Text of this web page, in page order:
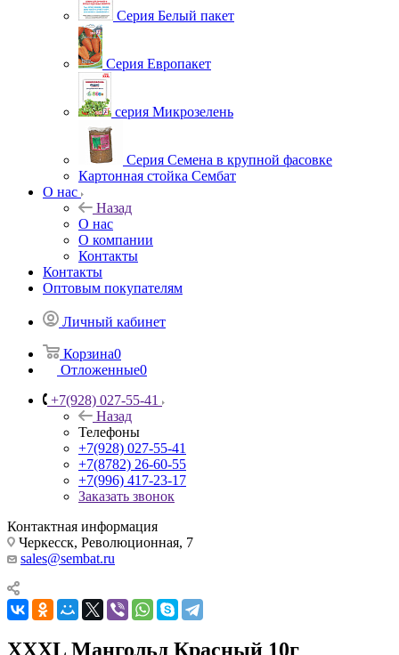
Серия Белый пакет
Серия Европакет
серия Микрозелень
Серия Семена в крупной фасовке
Картонная стойка Сембат
О нас
Назад
О нас
О компании
Контакты
Контакты
Оптовым покупателям
Личный кабинет
Корзина0
Отложенные0
+7(928) 027-55-41
Назад
Телефоны
+7(928) 027-55-41
+7(8782) 26-60-55
+7(996) 417-23-17
Заказать звонок
Контактная информация
Черкесск, Революционная, 7
sales@sembat.ru
ХХХL Мангольд Красный 10г